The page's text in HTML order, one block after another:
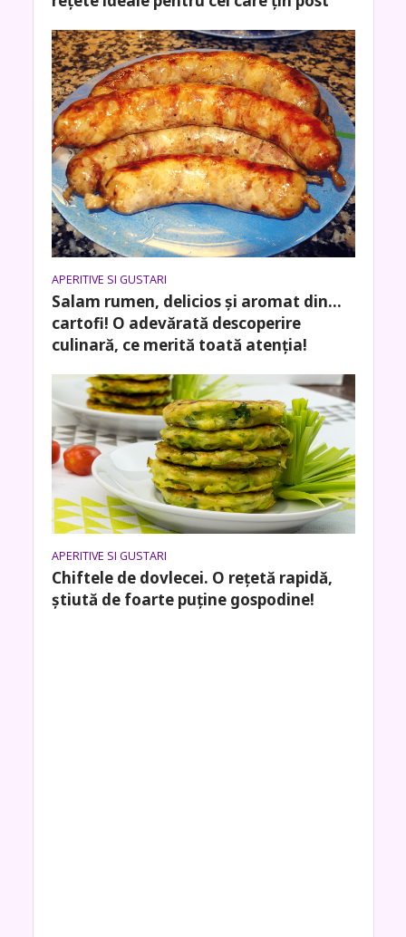
APERITIVE SI GUSTARI
Salam rumen, delicios și aromat din…
cartofi! O adevărată descoperire
culinară, ce merită toată atenția!
APERITIVE SI GUSTARI
Chiftele de dovlecei. O rețetă rapidă,
știută de foarte puține gospodine!